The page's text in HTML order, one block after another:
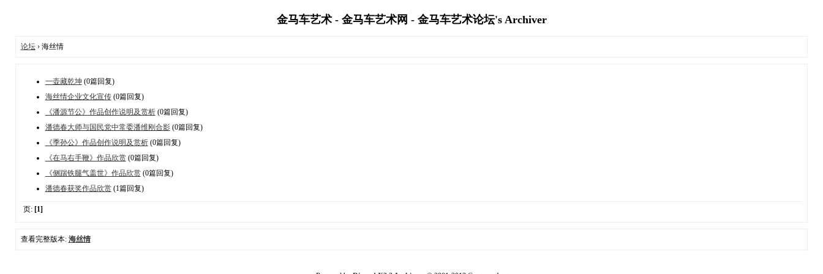
金马车艺术 - 金马车艺术网 - 金马车艺术论坛's Archiver
论坛› 海丝情
一壶藏乾坤(0篇回复)
海丝情企业文化宣传(0篇回复)
《潘源节公》作品创作说明及赏析(0篇回复)
潘德春大师与国民党中常委潘维刚合影(0篇回复)
《季孙公》作品创作说明及赏析(0篇回复)
《在马右手鞭》作品欣赏(0篇回复)
《侧踹铁腿气盖世》作品欣赏(0篇回复)
潘德春获奖作品欣赏(1篇回复)
页: [1]
查看完整版本: 海丝情